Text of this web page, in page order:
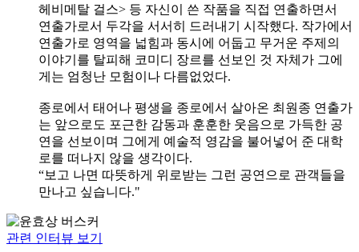
헤비메탈 걸스> 등 자신이 쓴 작품을 직접 연출하면서
연출가로서 두각을 서서히 드러내기 시작했다. 작가에서
연출가로 영역을 넓힘과 동시에 어둡고 무거운 주제의
이야기를 탈피해 코미디 장르를 선보인 것 자체가 그에
게는 엄청난 모험이나 다름없었다.
종로에서 태어나 평생을 종로에서 살아온 최원종 연출가
는 앞으로도 포근한 감동과 훈훈한 웃음으로 가득한 공
연을 선보이며 그에게 예술적 영감을 불어넣어 준 대학
로를 떠나지 않을 생각이다.
“보고 나면 따뜻하게 위로받는 그런 공연으로 관객들을
만나고 싶습니다."
관련 인터뷰 보기